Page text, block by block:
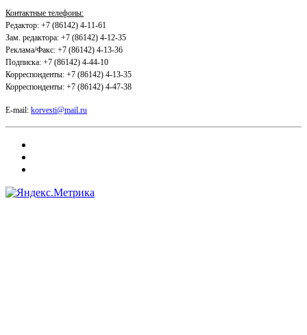
Контактные телефоны:
Редактор: +7 (86142) 4-11-61
Зам. редактора: +7 (86142) 4-12-35
Реклама/Факс: +7 (86142) 4-13-36
Подписка: +7 (86142) 4-44-10
Корреспонденты: +7 (86142) 4-13-35
Корреспонденты: +7 (86142) 4-47-38
E-mail: korvesti@mail.ru